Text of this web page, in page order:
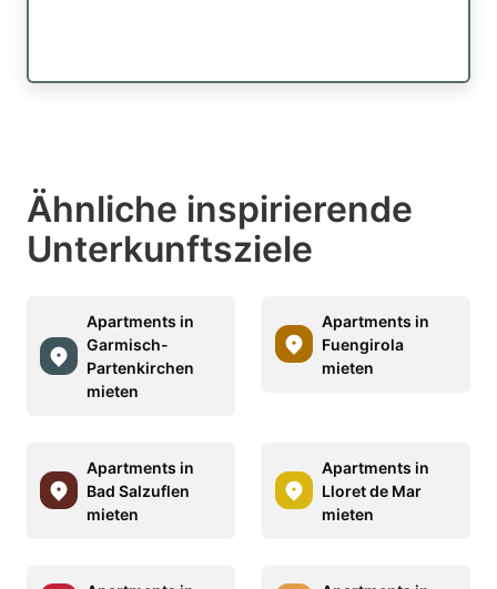
Ähnliche inspirierende
Unterkunftsziele
Apartments in
Garmisch-
Partenkirchen
mieten
Apartments in
Fuengirola
mieten
Apartments in
Bad Salzuflen
mieten
Apartments in
Lloret de Mar
mieten